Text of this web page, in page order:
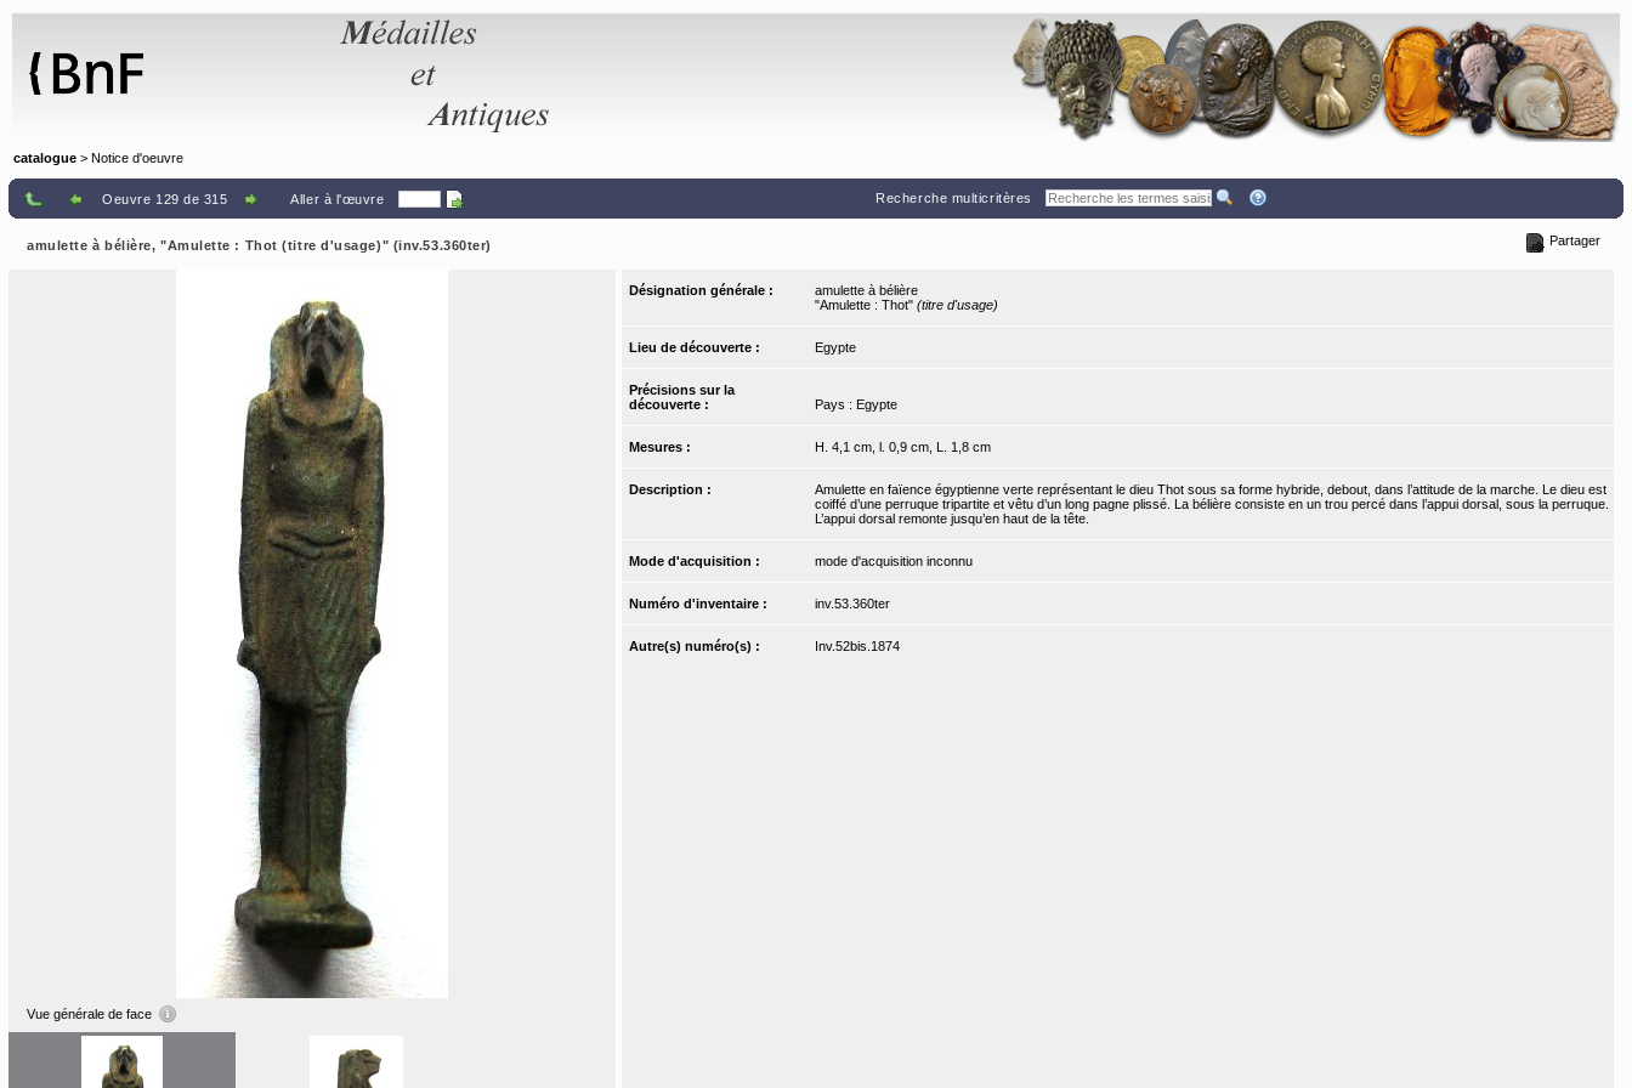
catalogue > Notice d'oeuvre
Oeuvre 129 de 315 Aller à l'œuvre Recherche multicritères
amulette à bélière, "Amulette : Thot (titre d'usage)" (inv.53.360ter) Partager
Vue générale de face
Désignation générale :
amulette à bélière
"Amulette : Thot" (titre d'usage)
Lieu de découverte : Egypte
Précisions sur la
découverte :
Pays : Egypte
Mesures : H. 4,1 cm, l. 0,9 cm, L. 1,8 cm
Description :
Amulette en faïence égyptienne verte représentant le dieu Thot sous sa forme hybride, debout, dans l’attitude de la marche. Le dieu est
coiffé d’une perruque tripartite et vêtu d’un long pagne plissé. La bélière consiste en un trou percé dans l’appui dorsal, sous la perruque.
L’appui dorsal remonte jusqu’en haut de la tête.
Mode d'acquisition : mode d'acquisition inconnu
Numéro d'inventaire : inv.53.360ter
Autre(s) numéro(s) : Inv.52bis.1874